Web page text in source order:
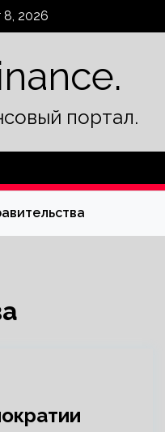
8, 2026
портал.